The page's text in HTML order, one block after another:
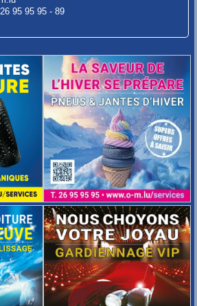
26 95 95 95 - 89